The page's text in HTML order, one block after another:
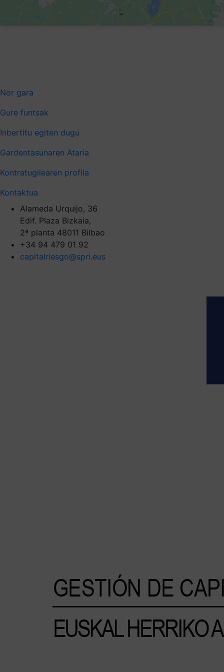
Nor gara
Gure funtsak
Inbertitu egiten dugu
Gardentasunaren Ataria
Kontratugilearen profila
Kontaktua
Alameda Urquijo, 36
Edif. Plaza Bizkaia,
2ª planta 48011 Bilbao
+34 94 479 01 92
capitalriesgo@spri.eus